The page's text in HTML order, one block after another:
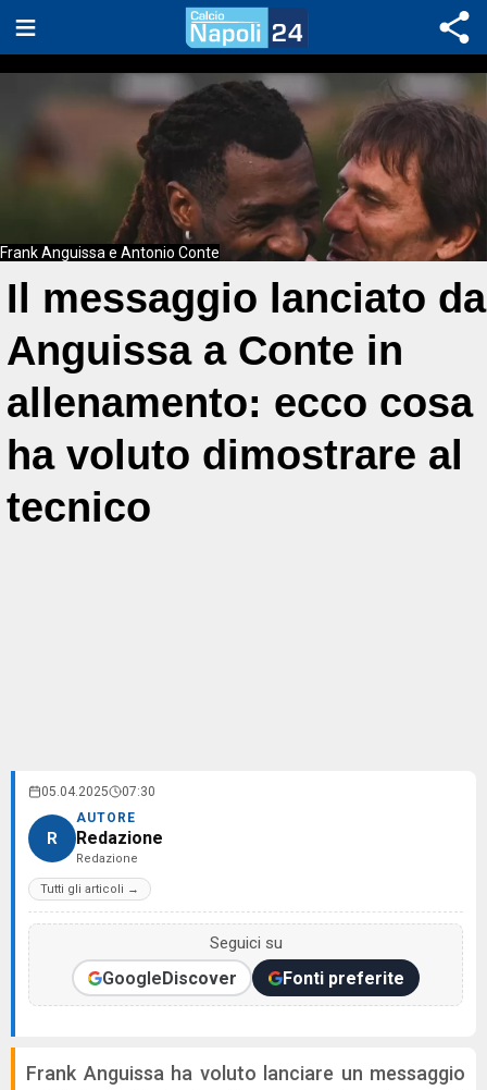
Frank Anguissa e Antonio Conte
Il messaggio lanciato da
Anguissa a Conte in
allenamento: ecco cosa
ha voluto dimostrare al
tecnico
05.04.2025 07:30
R
AUTORE
Redazione
Redazione
Tutti gli articoli →
Seguici su
GoogleDiscover Fonti preferite
Frank Anguissa ha voluto lanciare un messaggio